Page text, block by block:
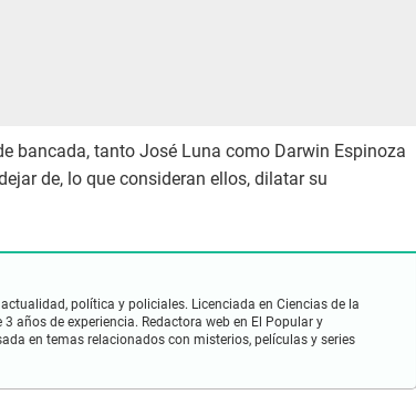
bancada, tanto José Luna como Darwin Espinoza
de, lo que consideran ellos, dilatar su
política y policiales. Licenciada en Ciencias de la
años de experiencia. Redactora web en El Popular y
en temas relacionados con misterios, películas y series